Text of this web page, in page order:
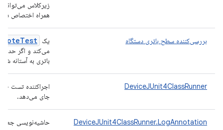
زیرکلاس می‌تواند
همراه اختصاص
بررسی‌کننده سطح باتری دستگاه یک Test
می‌کند و اگر
باتری به آستانه
DeviceJUnit4ClassRunner
اجراکننده تست JUnit4 که
جای می‌دهد.
DeviceJUnit4ClassRunner.LogAnnotation حاشیه‌نویسی جعلی